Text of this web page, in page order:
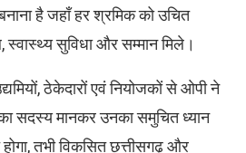
है जहाँ हर श्रमिक को उचित
स्वास्थ्य सुविधा और सम्मान मिले।
ठेकेदारों एवं नियोजकों से ओपी ने
का सदस्य मानकर उनका समुचित ध्यान
तभी विकसित छत्तीसगढ़ और